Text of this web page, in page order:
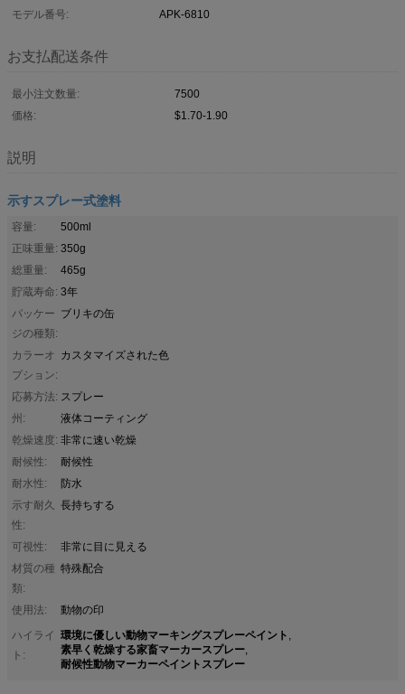
モデル番号:
APK-6810
お支払配送条件
最小注文数量:
7500
価格:
$1.70-1.90
説明
示すスプレー式塗料
容量:
500ml
正味重量: 350g
総重量:
465g
貯蔵寿命: 3年
パッケー
ジの種類:
ブリキの缶
カラーオ
プション:
カスタマイズされた色
応募方法: スプレー
州:
液体コーティング
乾燥速度: 非常に速い乾燥
耐候性:
耐候性
耐水性:
防水
示す耐久
性:
長持ちする
可視性:
非常に目に見える
材質の種
類:
特殊配合
使用法:
動物の印
ハイライ
ト:
環境に優しい動物マーキングスプレーペイント ,
素早く乾燥する家畜マーカースプレー,
耐候性動物マーカーペイントスプレー